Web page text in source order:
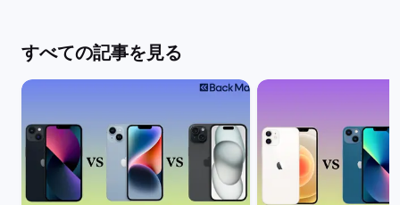
すべての記事を見る